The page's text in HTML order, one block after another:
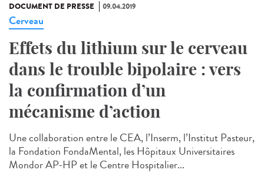
DOCUMENT DE PRESSE 09.04.2019
Cerveau
Effets du lithium sur le cerveau
dans le trouble bipolaire : vers
la confirmation d’un
mécanisme d’action
Une collaboration entre le CEA, l’Inserm, l’Institut Pasteur,
la Fondation FondaMental, les Hôpitaux Universitaires
Mondor AP-HP et le Centre Hospitalier...